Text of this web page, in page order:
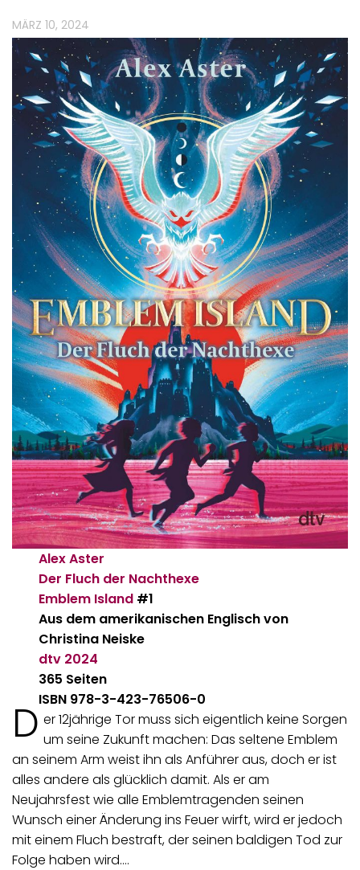
MÄRZ 10, 2024
Alex Aster
Der Fluch der Nachthexe
Emblem Island #1
Aus dem amerikanischen Englisch von
Christina Neiske
dtv 2024
365 Seiten
ISBN 978-3-423-76506-0
D er 12jährige Tor muss sich eigentlich keine Sorgen
um seine Zukunft machen: Das seltene Emblem
an seinem Arm weist ihn als Anführer aus, doch er ist
alles andere als glücklich damit. Als er am
Neujahrsfest wie alle Emblemtragenden seinen
Wunsch einer Änderung ins Feuer wirft, wird er jedoch
mit einem Fluch bestraft, der seinen baldigen Tod zur
Folge haben wird.…